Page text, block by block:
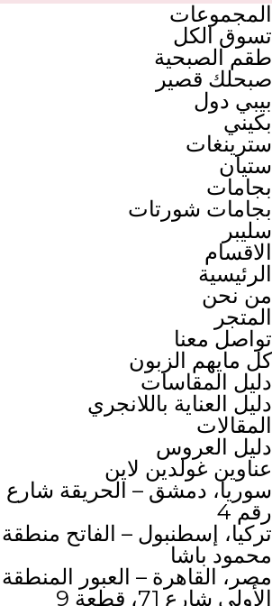
المجموعات
تسوق الكل
طقم الصبحية
صبحلك قصير
بيبي دول
بكيني
سترينغات
ستيان
بجامات
بجامات شورتات
سليبر
الاقسام
الرئيسية
من نحن
المتجر
تواصل معنا
كل مايهم الزبون
دليل المقاسات
دليل العناية باللانجري
المقالات
دليل العروس
عناوين غولدين لاين
سوريا، دمشق – الحريقة شارع
رقم 4
تركيا، إسطنبول – الفاتح
محمود باشا
مصر، القاهرة – العبور
الأولى شارع 71، قطعة 9